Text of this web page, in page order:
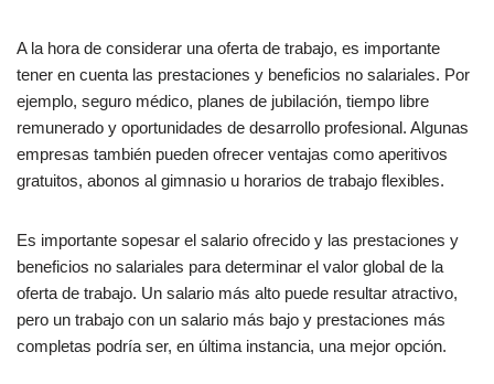
A la hora de considerar una oferta de trabajo, es importante
tener en cuenta las prestaciones y beneficios no salariales. Por
ejemplo, seguro médico, planes de jubilación, tiempo libre
remunerado y oportunidades de desarrollo profesional. Algunas
empresas también pueden ofrecer ventajas como aperitivos
gratuitos, abonos al gimnasio u horarios de trabajo flexibles.
Es importante sopesar el salario ofrecido y las prestaciones y
beneficios no salariales para determinar el valor global de la
oferta de trabajo. Un salario más alto puede resultar atractivo,
pero un trabajo con un salario más bajo y prestaciones más
completas podría ser, en última instancia, una mejor opción.